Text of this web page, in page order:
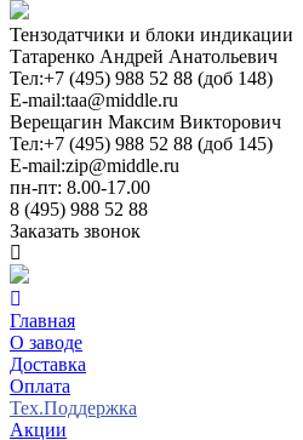
Тензодатчики и блоки индикации
Татаренко Андрей Анатольевич
Тел:+7 (495) 988 52 88 (доб 148)
E-mail:taa@middle.ru
Верещагин Максим Викторович
Тел:+7 (495) 988 52 88 (доб 145)
E-mail:zip@middle.ru
пн-пт: 8.00-17.00
8 (495) 988 52 88
Заказать звонок
Главная
О заводе
Доставка
Оплата
Тех.Поддержка
Акции